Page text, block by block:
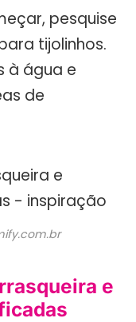
pesquise
tijolinhos.
à água e
de
e